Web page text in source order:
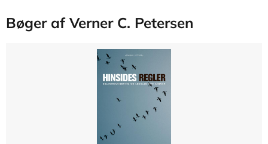
Bøger af Verner C. Petersen